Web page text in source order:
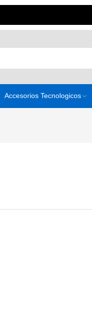
Accesorios Tecnologicos